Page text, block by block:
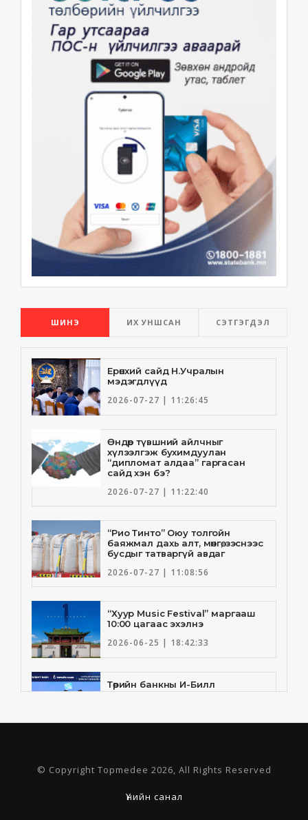
ШИНЭ ИХ УНШСАН СЭТГЭГДЭЛ
Ерөнхий сайд Н.Учралын
мэдэгдлүүд
2026-07-27 | 11:26:45
Өндөр түвшний айлчныг
хүлээлгэж бухимдуулан
“дипломат алдаа” гаргасан
сайд хэн бэ?
2026-07-27 | 11:22:40
“Рио Тинто” Оюу толгойн
баяжмал дахь алт, мөнгө, зэснээс
бусдыг татваргүй авдаг
2026-07-27 | 11:08:56
“Хуур Music Festival” маргааш
10:00 цагаас эхэлнэ
2026-06-25 | 18:42:33
Төрийн банкны И-Билл
үйлчилгээнд Голомт банк
2026-06-25 | 9:33:55
Төрийн банк, Санхүү Эдийн
Засгийн Их Сургууль хамтын
шинэчлэн байгууллаа
© Copyright Topmedee 2026, All Rights Reserved
Үнийн санал